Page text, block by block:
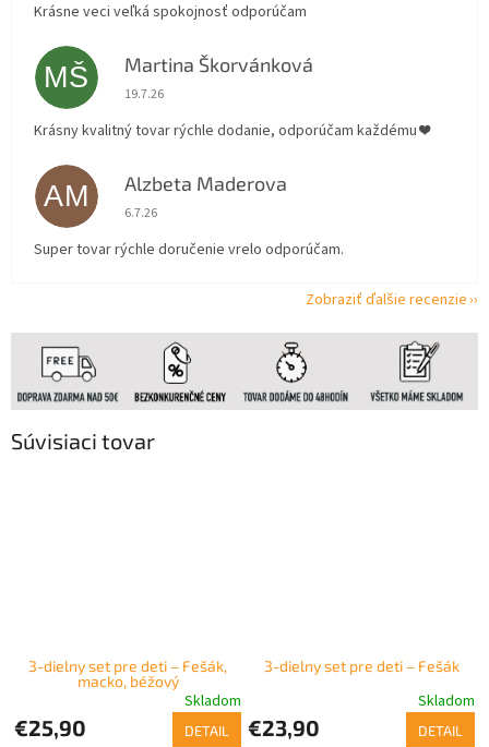
Súvisiaci tovar
3-dielny set pre deti – Fešák,
macko, béžový
Skladom
€25,90 DETAIL
3-dielny set pre deti – Fešák
Skladom
€23,90 DETAIL
Krásne veci veľká spokojnosť odporúčam
MŠ Martina Škorvánková
Hodnotenie obchodu je 5 z 5 hviezdičiek.
19.7.26
Krásny kvalitný tovar rýchle dodanie, odporúčam každému ❤️
AM Alzbeta Maderova
Hodnotenie obchodu je 5 z 5 hviezdičiek.
6.7.26
Super tovar rýchle doručenie vrelo odporúčam.
Zobraziť ďalšie recenzie